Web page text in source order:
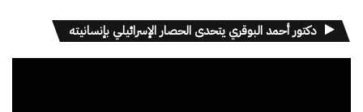
دكتور أحمد البوقري يتحدى الحصار الإسرائيلي بإنسانيته